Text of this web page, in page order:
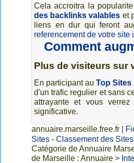
Cela accroitra la
des backlinks valables et
liens en dur qui feront
referencement de votre site
Comment
Plus de visiteurs sur
En participant auTop
d'un trafic regulier et sans
attrayante et vous
significative.
annuaire.marseille.free.fr |
Sites - Classement des
Catégorie de Annuaire
de Marseille : Annuaire >